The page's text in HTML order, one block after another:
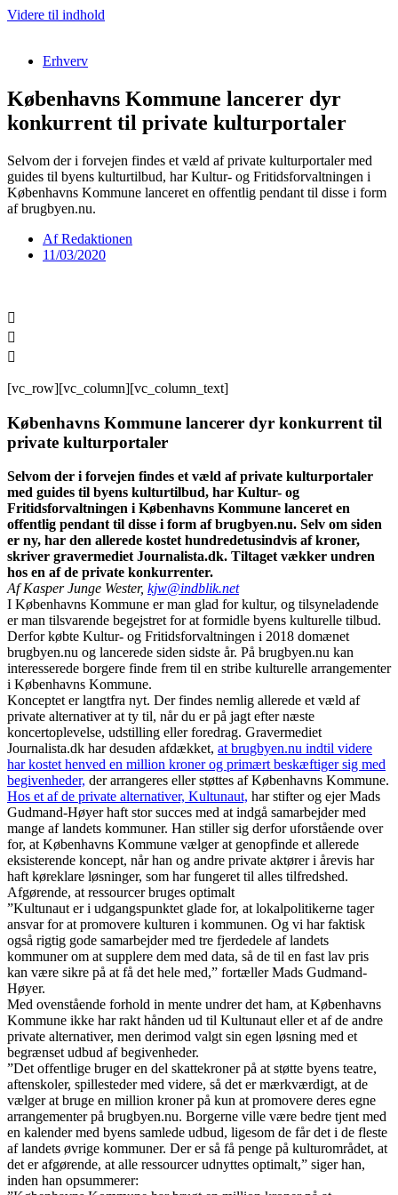
Videre til indhold
Erhverv
Københavns Kommune lancerer dyr
konkurrent til private kulturportaler
Selvom der i forvejen findes et væld af private kulturportaler med
guides til byens kulturtilbud, har Kultur- og Fritidsforvaltningen i
Københavns Kommune lanceret en offentlig pendant til disse i form
af brugbyen.nu.
AfRedaktionen
11/03/2020
[vc_row][vc_column][vc_column_text]
Københavns Kommune lancerer dyr konkurrent til
private kulturportaler
Selvom der i forvejen findes et væld af private kulturportaler
med guides til byens kulturtilbud, har Kultur- og
Fritidsforvaltningen i Københavns Kommune lanceret en
offentlig pendant til disse i form af brugbyen.nu. Selv om siden
er ny, har den allerede kostet hundredetusindvis af kroner,
skriver gravermediet Journalista.dk. Tiltaget vækker undren
hos en af de private konkurrenter.
Af Kasper Junge Wester, kjw@indblik.net
I Københavns Kommune er man glad for kultur, og tilsyneladende
er man tilsvarende begejstret for at formidle byens kulturelle tilbud.
Derfor købte Kultur- og Fritidsforvaltningen i 2018 domænet
brugbyen.nu og lancerede siden sidste år. På brugbyen.nu kan
interesserede borgere finde frem til en stribe kulturelle arrangementer
i Københavns Kommune.
Konceptet er langtfra nyt. Der findes nemlig allerede et væld af
private alternativer at ty til, når du er på jagt efter næste
koncertoplevelse, udstilling eller foredrag. Gravermediet
Journalista.dk har desuden afdækket, at brugbyen.nu indtil videre
har kostet henved en million kroner og primært beskæftiger sig med
begivenheder, der arrangeres eller støttes af Københavns Kommune.
Hos et af de private alternativer, Kultunaut, har stifter og ejer Mads
Gudmand-Høyer haft stor succes med at indgå samarbejder med
mange af landets kommuner. Han stiller sig derfor uforstående over
for, at Københavns Kommune vælger at genopfinde et allerede
eksisterende koncept, når han og andre private aktører i årevis har
haft køreklare løsninger, som har fungeret til alles tilfredshed.
Afgørende, at ressourcer bruges optimalt
”Kultunaut er i udgangspunktet glade for, at lokalpolitikerne tager
ansvar for at promovere kulturen i kommunen. Og vi har faktisk
også rigtig gode samarbejder med tre fjerdedele af landets
kommuner om at supplere dem med data, så de til en fast lav pris
kan være sikre på at få det hele med,” fortæller Mads Gudmand-
Høyer.
Med ovenstående forhold in mente undrer det ham, at Københavns
Kommune ikke har rakt hånden ud til Kultunaut eller et af de andre
private alternativer, men derimod valgt sin egen løsning med et
begrænset udbud af begivenheder.
”Det offentlige bruger en del skattekroner på at støtte byens teatre,
aftenskoler, spillesteder med videre, så det er mærkværdigt, at de
vælger at bruge en million kroner på kun at promovere deres egne
arrangementer på brugbyen.nu. Borgerne ville være bedre tjent med
en kalender med byens samlede udbud, ligesom de får det i de fleste
af landets øvrige kommuner. Der er så få penge på kulturområdet, at
det er afgørende, at alle ressourcer udnyttes optimalt,” siger han,
inden han opsummerer: